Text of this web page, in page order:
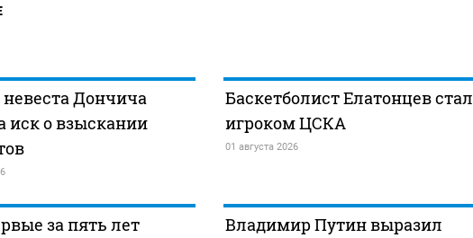
Дончича
иск о взыскании
Баскетболист Елатонцев стал
игроком ЦСКА
01 августа 2026
за пять лет
Владимир Путин выразил